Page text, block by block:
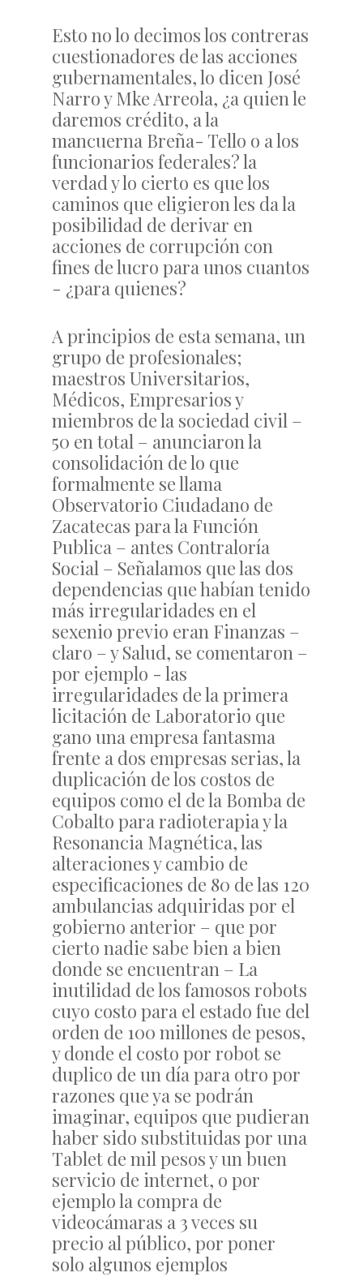
Esto no lo decimos los contreras
cuestionadores de las acciones
gubernamentales, lo dicen José
Narro y Mke Arreola, ¿a quien le
daremos crédito, a la
mancuerna Breña- Tello o a los
funcionarios federales? la
verdad y lo cierto es que los
caminos que eligieron les da la
posibilidad de derivar en
acciones de corrupción con
fines de lucro para unos cuantos
- ¿para quienes?
A principios de esta semana, un
grupo de profesionales;
maestros Universitarios,
Médicos, Empresarios y
miembros de la sociedad civil –
50 en total – anunciaron la
consolidación de lo que
formalmente se llama
Observatorio Ciudadano de
Zacatecas para la Función
Publica – antes Contraloría
Social – Señalamos que las dos
dependencias que habían tenido
más irregularidades en el
sexenio previo eran Finanzas –
claro – y Salud, se comentaron –
por ejemplo - las
irregularidades de la primera
licitación de Laboratorio que
gano una empresa fantasma
frente a dos empresas serias, la
duplicación de los costos de
equipos como el de la Bomba de
Cobalto para radioterapia y la
Resonancia Magnética, las
alteraciones y cambio de
especificaciones de 80 de las 120
ambulancias adquiridas por el
gobierno anterior – que por
cierto nadie sabe bien a bien
donde se encuentran – La
inutilidad de los famosos robots
cuyo costo para el estado fue del
orden de 100 millones de pesos,
y donde el costo por robot se
duplico de un día para otro por
razones que ya se podrán
imaginar, equipos que pudieran
haber sido substituidas por una
Tablet de mil pesos y un buen
servicio de internet, o por
ejemplo la compra de
videocámaras a 3 veces su
precio al público, por poner
solo algunos ejemplos